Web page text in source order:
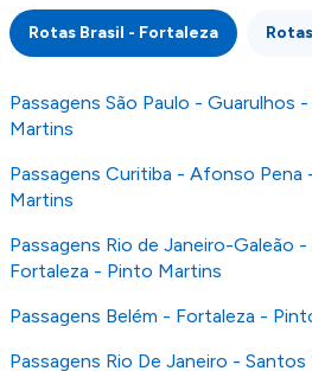
integridade ou pela
publicada, por isso
as condições no website
fazer uma reserva. Para
os nossosTermos e
Rotas Brasil - Fortaleza
Passagens São Paulo - Guarulhos
Martins
Passagens Curitiba - Afonso Pena
Martins
Passagens Rio de Janeiro-Galeão - Antonio Carlos Jobim -
Fortaleza - Pinto Martins
Passagens Belém - Fortaleza -
Passagens Rio De Janeiro -